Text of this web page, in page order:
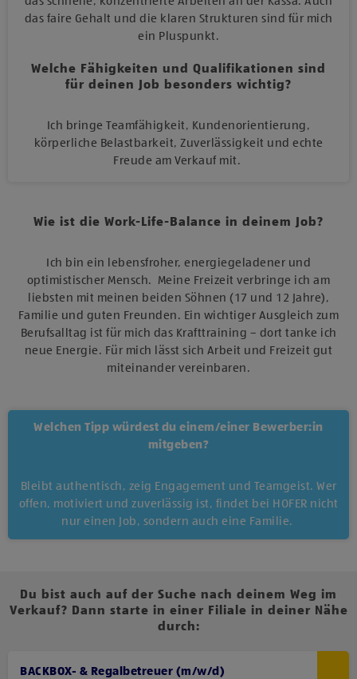
das faire Gehalt und die klaren Strukturen sind für mich
ein Pluspunkt.
Welche Fähigkeiten und Qualifikationen sind
für deinen Job besonders wichtig?
Ich bringe Teamfähigkeit, Kundenorientierung,
körperliche Belastbarkeit, Zuverlässigkeit und echte
Freude am Verkauf mit.
Wie ist die Work-Life-Balance in deinem Job?
Ich bin ein lebensfroher, energiegeladener und
optimistischer Mensch. Meine Freizeit verbringe ich am
liebsten mit meinen beiden Söhnen (17 und 12 Jahre),
Familie und guten Freunden. Ein wichtiger Ausgleich zum
Berufsalltag ist für mich das Krafttraining – dort tanke ich
neue Energie. Für mich lässt sich Arbeit und Freizeit gut
miteinander vereinbaren.
Welchen Tipp würdest du einem/einer Bewerber:in
mitgeben?
Bleibt authentisch, zeig Engagement und Teamgeist. Wer
offen, motiviert und zuverlässig ist, findet bei HOFER nicht
nur einen Job, sondern auch eine Familie.
Du bist auch auf der Suche nach deinem Weg im
Verkauf? Dann starte in einer Filiale in deiner Nähe
durch:
BACKBOX-​ & Regalbetreuer (m/w/d)